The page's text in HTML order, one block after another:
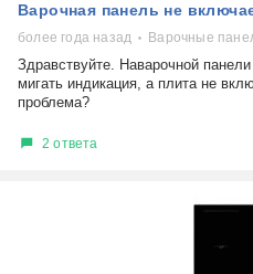
Варочная панель не
более года назад Варочные
Здравствуйте. Наварочной
мигать индикация, а плита не
проблема?
2 ответа